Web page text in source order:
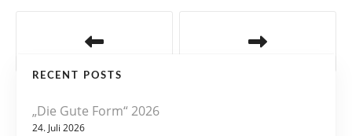
RECENT POSTS
„Die Gute Form“ 2026
24. Juli 2026